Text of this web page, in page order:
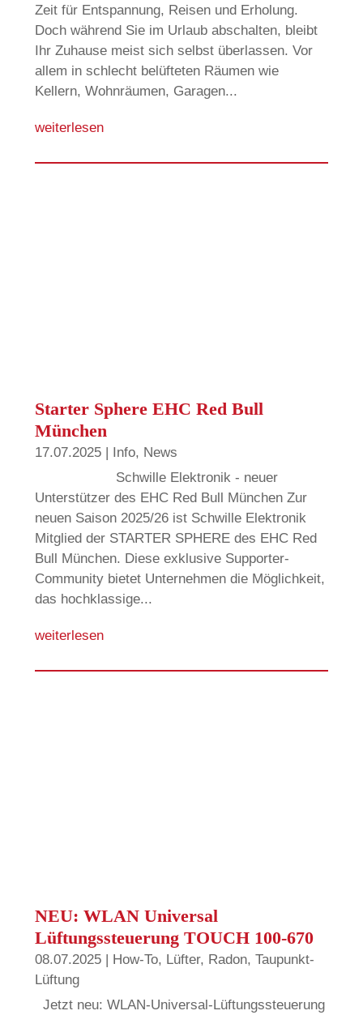
Zeit für Entspannung, Reisen und Erholung.
Doch während Sie im Urlaub abschalten, bleibt
Ihr Zuhause meist sich selbst überlassen. Vor
allem in schlecht belüfteten Räumen wie
Kellern, Wohnräumen, Garagen...
weiterlesen
Starter Sphere EHC Red Bull
München
17.07.2025| Info, News
Schwille Elektronik - neuer
Unterstützer des EHC Red Bull München Zur
neuen Saison 2025/26 ist Schwille Elektronik
Mitglied der STARTER SPHERE des EHC Red
Bull München. Diese exklusive Supporter-
Community bietet Unternehmen die Möglichkeit,
das hochklassige...
weiterlesen
NEU: WLAN Universal
Lüftungssteuerung TOUCH 100-670
08.07.2025| How-To, Lüfter, Radon, Taupunkt-
Lüftung
Jetzt neu: WLAN-Universal-Lüftungssteuerung